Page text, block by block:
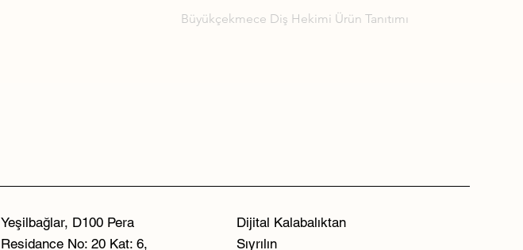
Büyükçekmece Diş Hekimi Ürün Tanıtımı
Yeşilbağlar, D100 Pera
Residance No: 20 Kat: 6,
Dijital Kalabalıktan
Sıyrılın